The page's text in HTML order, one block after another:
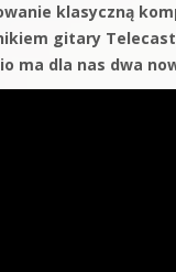
klasyczną
gitary
ma dla nas dwa